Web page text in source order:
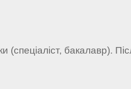
бакалавр).